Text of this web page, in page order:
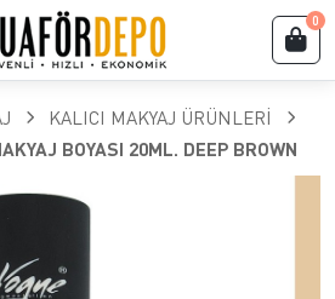
0
KALICI MAKYAJ ÜRÜNLERİ
BOYASI 20ML. DEEP BROWN